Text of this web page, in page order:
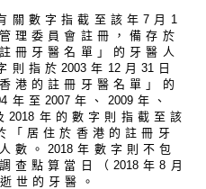
關數字指截至該年7月1
理委員會註冊，備存於
冊牙醫名單」的牙醫人
則指於 2003年 1 2月31日
港的註冊牙醫名單」的
4年至 2007年、 2009年、
2018年的數字則指截至該
「居住於香港的註冊牙
數。 2018年數字則不包
查點算當日（ 201 8年8月
世的牙醫。